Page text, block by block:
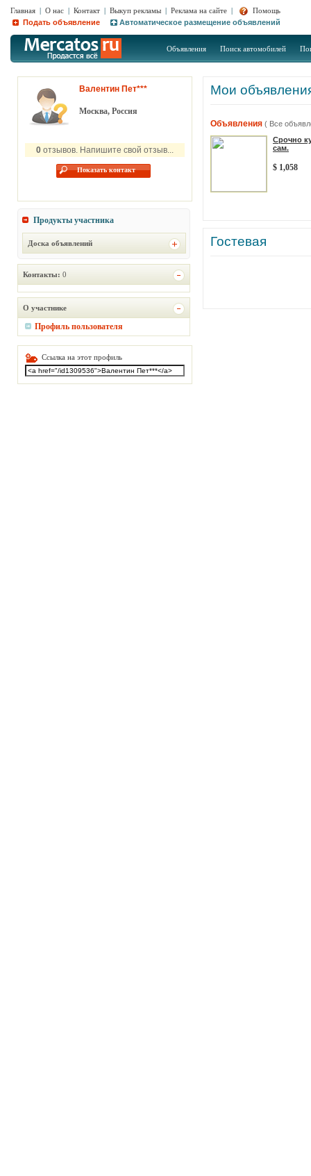
Главная | О нас | Контакт | Выкуп рекламы | Реклама на сайте |
Помощь
Подать объявление
Автоматическое размещение объявлений
Объявления Поиск автомобилей
Валентин Пет***
Москва, Россия
0 отзывов. Напишите свой отзыв...
Показать контакт
Продукты участника
Доска объявлений
Контакты: 0
О участнике
Профиль пользователя
Ссылка на этот профиль
Мои
Объявления ( Все
Срочно
сам.
$ 1,058
Гостевая